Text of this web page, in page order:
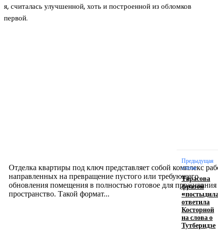
я, считалась улучшенной, хоть и построенной из обломков
первой.
Отделка квартиры под ключ представляет собой комплекс
направленных на превращение пустого или требующего
обновления помещения в полностью готовое для проживания
пространство. Такой формат...
Производство полиэтиленовых пакетов с
Предыдущая
статья
Тарасова
фразой
ответила
Косторной
на слова о
Тутберидзе